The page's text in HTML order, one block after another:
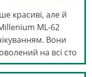
красиві, але й
ML-62
Вони
на всі сто